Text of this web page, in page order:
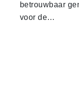
betrouwbaar
voor de…